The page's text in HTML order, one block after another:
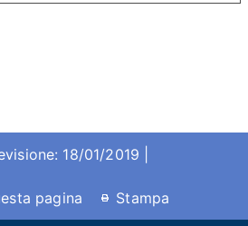
18/01/2019 |
pagina Stampa